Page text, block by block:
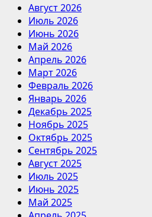
Август 2026
Июль 2026
Июнь 2026
Май 2026
Апрель 2026
Март 2026
Февраль 2026
Январь 2026
Декабрь 2025
Ноябрь 2025
Октябрь 2025
Сентябрь 2025
Август 2025
Июль 2025
Июнь 2025
Май 2025